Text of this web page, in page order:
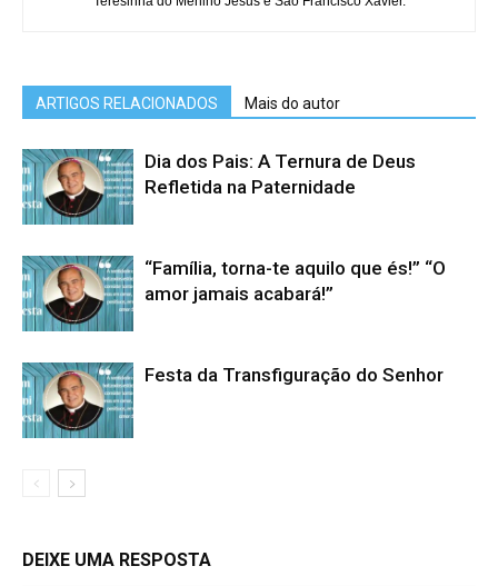
ARTIGOS RELACIONADOS Mais do autor
Dia dos Pais: A Ternura de Deus
Refletida na Paternidade
“Família, torna-te aquilo que és!” “O
amor jamais acabará!”
Festa da Transfiguração do Senhor
DEIXE UMA RESPOSTA